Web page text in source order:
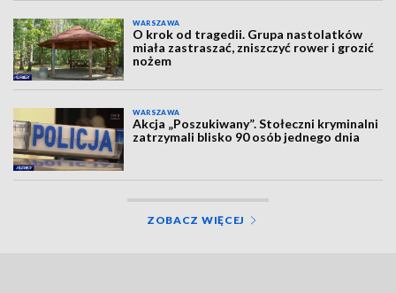
WARSZAWA
O krok od tragedii. Grupa nastolatków
miała zastraszać, zniszczyć rower i grozić
nożem
WARSZAWA
Akcja „Poszukiwany”. Stołeczni kryminalni
zatrzymali blisko 90 osób jednego dnia
ZOBACZ WIĘCEJ